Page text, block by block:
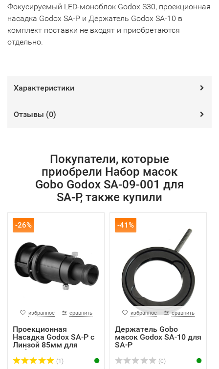
Фокусируемый LED-моноблок Godox S30, проекционная
насадка Godox SA-P и Держатель Godox SA-10 в
комплект поставки не входят и приобретаются
отдельно.
Характеристики
Отзывы (0)
Покупатели, которые
приобрели Набор масок
Gobo Godox SA-09-001 для
SA-P, также купили
-26%
избранное сравнить
Проекционная
Насадка Godox SA-P с
Линзой 85мм для
Godox S...
(1)
-41%
избранное сравнить
Держатель Gobo
масок Godox SA-10 для
SA-P
(0)